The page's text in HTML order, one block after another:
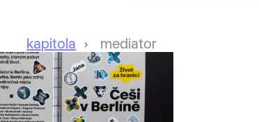
kapitola mediator